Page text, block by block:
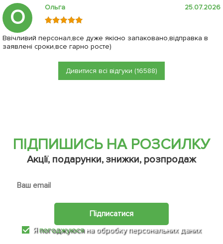
О Ольга 25.07.2026
Ввічливий персонал,все дуже якісно запаковано,відправка в
заявлені сроки,все гарно росте)
Дивитися всі відгуки (16588)
ПІДПИШИСЬ НА РОЗСИЛКУ
Акції, подарунки, знижки, розпродаж
Підписатися
Япогоджуюся на обробку персональних даних